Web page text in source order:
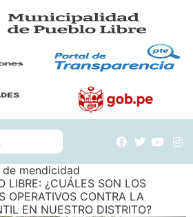
mendicidad
LIBRE: ¿CUÁLES SON LOS
OPERATIVOS CONTRA LA
EN NUESTRO DISTRITO?